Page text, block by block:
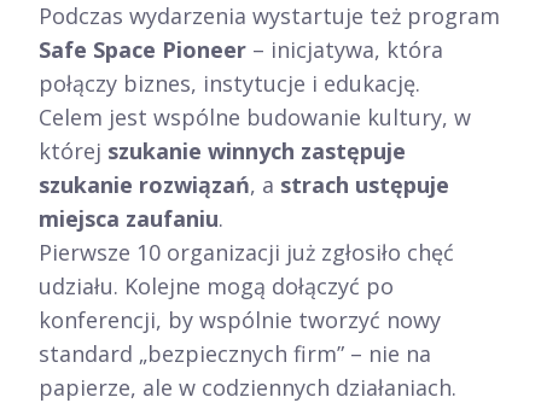
Podczas wydarzenia wystartuje też program
Safe Space Pioneer – inicjatywa, która
połączy biznes, instytucje i edukację.
Celem jest wspólne budowanie kultury, w
której szukanie winnych zastępuje
szukanie rozwiązań, a strach ustępuje
miejsca zaufaniu.
Pierwsze 10 organizacji już zgłosiło chęć
udziału. Kolejne mogą dołączyć po
konferencji, by wspólnie tworzyć nowy
standard „bezpiecznych firm” – nie na
papierze, ale w codziennych działaniach.